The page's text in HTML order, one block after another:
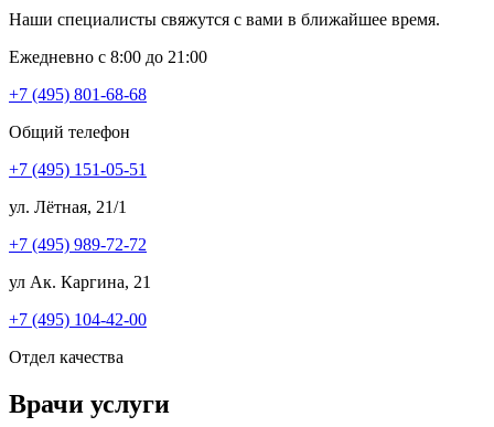
Наши специалисты свяжутся с вами в ближайшее время.
Ежедневно с 8:00 до 21:00
+7 (495) 801-68-68
Общий телефон
+7 (495) 151-05-51
ул. Лётная, 21/1
+7 (495) 989-72-72
ул Ак. Каргина, 21
+7 (495) 104-42-00
Отдел качества
Врачи услуги